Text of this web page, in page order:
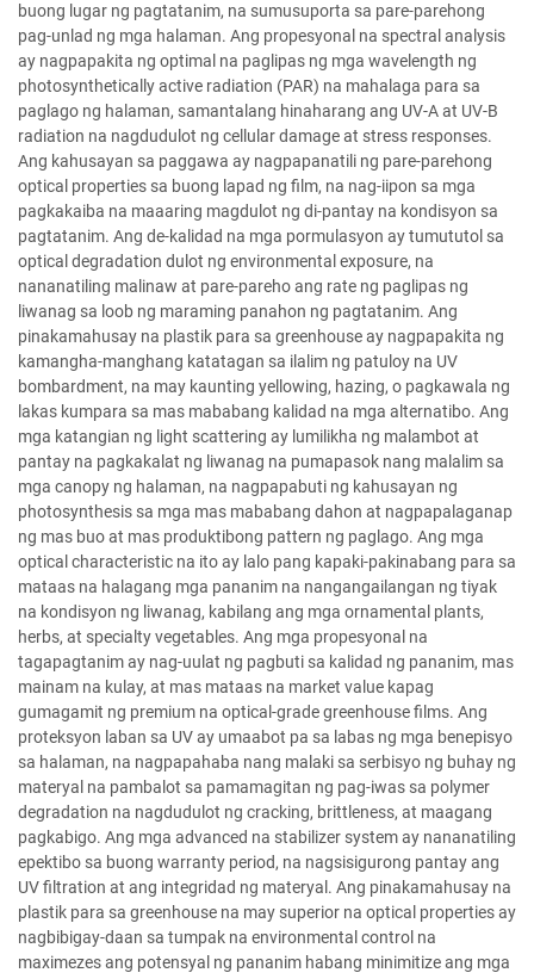
buong lugar ng pagtatanim, na sumusuporta sa pare-parehong
pag-unlad ng mga halaman. Ang propesyonal na spectral analysis
ay nagpapakita ng optimal na paglipas ng mga wavelength ng
photosynthetically active radiation (PAR) na mahalaga para sa
paglago ng halaman, samantalang hinaharang ang UV-A at UV-B
radiation na nagdudulot ng cellular damage at stress responses.
Ang kahusayan sa paggawa ay nagpapanatili ng pare-parehong
optical properties sa buong lapad ng film, na nag-iipon sa mga
pagkakaiba na maaaring magdulot ng di-pantay na kondisyon sa
pagtatanim. Ang de-kalidad na mga pormulasyon ay tumututol sa
optical degradation dulot ng environmental exposure, na
nananatiling malinaw at pare-pareho ang rate ng paglipas ng
liwanag sa loob ng maraming panahon ng pagtatanim. Ang
pinakamahusay na plastik para sa greenhouse ay nagpapakita ng
kamangha-manghang katatagan sa ilalim ng patuloy na UV
bombardment, na may kaunting yellowing, hazing, o pagkawala ng
lakas kumpara sa mas mababang kalidad na mga alternatibo. Ang
mga katangian ng light scattering ay lumilikha ng malambot at
pantay na pagkakalat ng liwanag na pumapasok nang malalim sa
mga canopy ng halaman, na nagpapabuti ng kahusayan ng
photosynthesis sa mga mas mababang dahon at nagpapalaganap
ng mas buo at mas produktibong pattern ng paglago. Ang mga
optical characteristic na ito ay lalo pang kapaki-pakinabang para sa
mataas na halagang mga pananim na nangangailangan ng tiyak
na kondisyon ng liwanag, kabilang ang mga ornamental plants,
herbs, at specialty vegetables. Ang mga propesyonal na
tagapagtanim ay nag-uulat ng pagbuti sa kalidad ng pananim, mas
mainam na kulay, at mas mataas na market value kapag
gumagamit ng premium na optical-grade greenhouse films. Ang
proteksyon laban sa UV ay umaabot pa sa labas ng mga benepisyo
sa halaman, na nagpapahaba nang malaki sa serbisyo ng buhay ng
materyal na pambalot sa pamamagitan ng pag-iwas sa polymer
degradation na nagdudulot ng cracking, brittleness, at maagang
pagkabigo. Ang mga advanced na stabilizer system ay nananatiling
epektibo sa buong warranty period, na nagsisigurong pantay ang
UV filtration at ang integridad ng materyal. Ang pinakamahusay na
plastik para sa greenhouse na may superior na optical properties ay
nagbibigay-daan sa tumpak na environmental control na
maximezes ang potensyal ng pananim habang minimitize ang mga